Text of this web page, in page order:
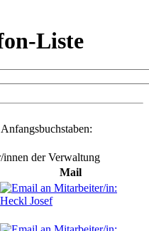
Liste
der Verwaltung
Mail